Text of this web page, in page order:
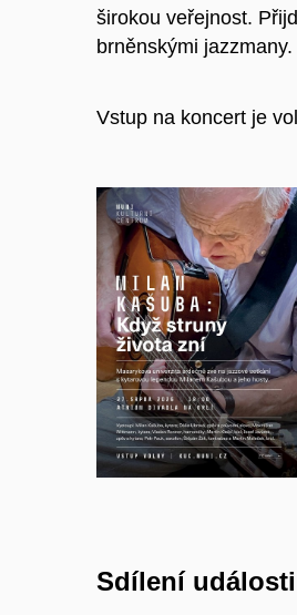
širokou veřejnost.
brněnskými jazzmany.
Vstup na koncert je
Sdílení události